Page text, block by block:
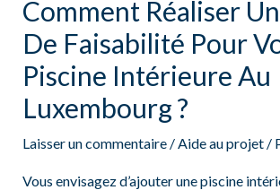
Comment Réaliser
De Faisabilité Pour
Piscine Intérieure Au
Luxembourg ?
Laisser un commentaire / Aide au projet/
Vous envisagez d’ajouter une piscine